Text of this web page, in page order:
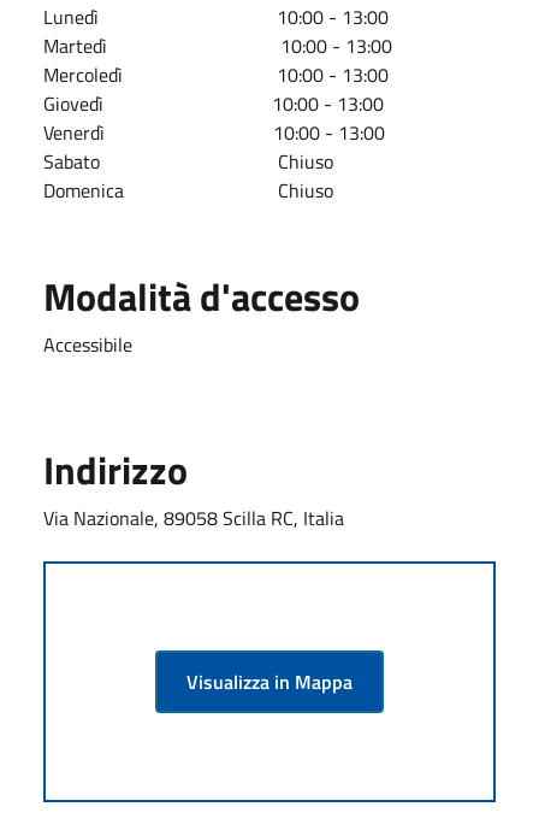
Lunedì 10:00 - 13:00
Martedì 10:00 - 13:00
Mercoledì 10:00 - 13:00
Giovedì 10:00 - 13:00
Venerdì 10:00 - 13:00
Sabato Chiuso
Domenica Chiuso
Modalità d'accesso
Accessibile
Indirizzo
Via Nazionale, 89058 Scilla RC, Italia
Visualizza in Mappa